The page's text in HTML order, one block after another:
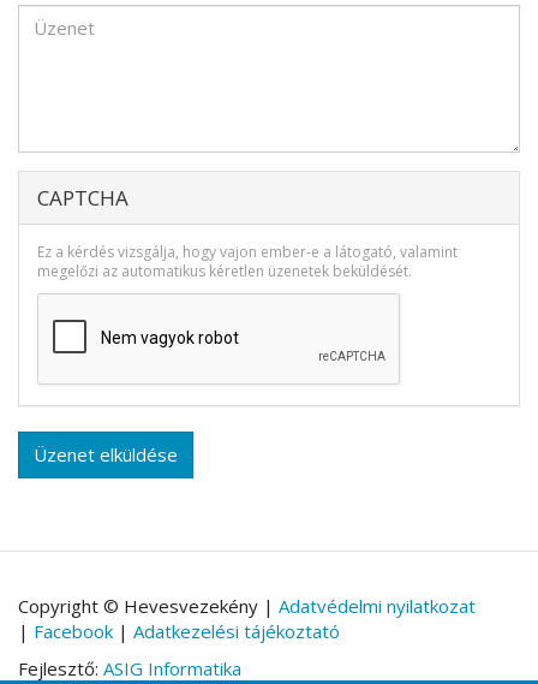
Üzenet
CAPTCHA
Ez a kérdés vizsgálja, hogy vajon ember-e a látogató, valamint
megelőzi az automatikus kéretlen üzenetek beküldését.
Üzenet elküldése
Copyright © Hevesvezekény | Adatvédelmi nyilatkozat
| Facebook | Adatkezelési tájékoztató
Fejlesztő: ASIG Informatika